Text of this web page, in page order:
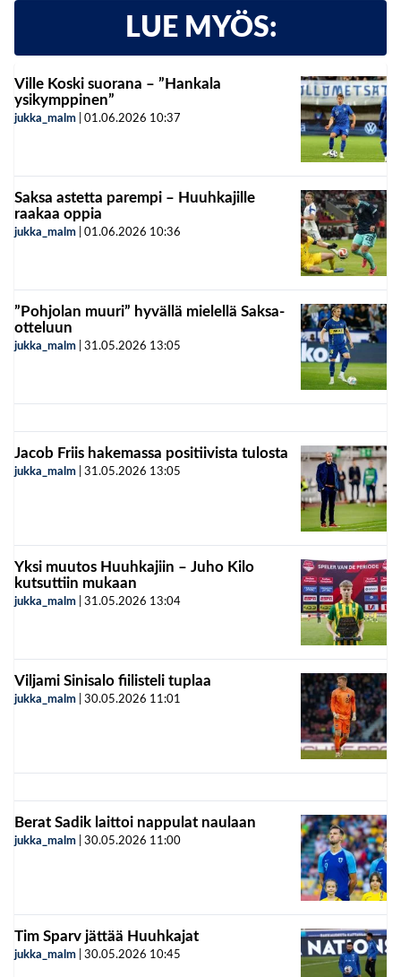
LUE MYÖS:
Ville Koski suorana – ”Hankala
ysikymppinen”
jukka_malm 01.06.2026 10:37
Saksa astetta parempi – Huuhkajille
raakaa oppia
jukka_malm 01.06.2026 10:36
”Pohjolan muuri” hyvällä mielellä Saksa-
otteluun
jukka_malm 31.05.2026 13:05
Jacob Friis hakemassa positiivista tulosta
jukka_malm 31.05.2026 13:05
Yksi muutos Huuhkajiin – Juho Kilo
kutsuttiin mukaan
jukka_malm 31.05.2026 13:04
Viljami Sinisalo fiilisteli tuplaa
jukka_malm 30.05.2026 11:01
Berat Sadik laittoi nappulat naulaan
jukka_malm 30.05.2026 11:00
Tim Sparv jättää Huuhkajat
jukka_malm 30.05.2026 10:45